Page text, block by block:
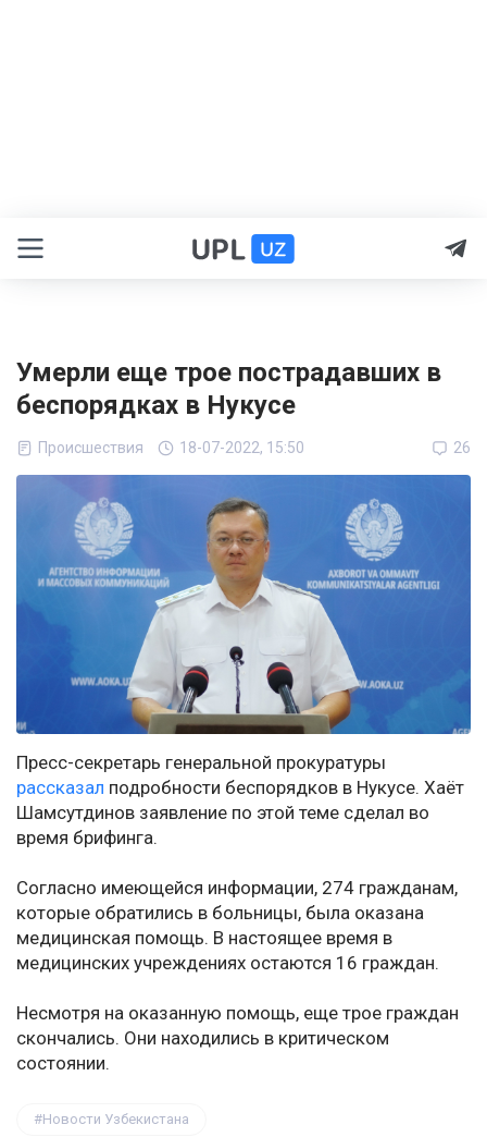
Умерли еще трое пострадавших в
беспорядках в Нукусе
Происшествия 18-07-2022, 15:50 26
Пресс-секретарь генеральной прокуратуры
рассказал подробности беспорядков в Нукусе. Хаёт
Шамсутдинов заявление по этой теме сделал во
время брифинга.
Согласно имеющейся информации, 274 гражданам,
которые обратились в больницы, была оказана
медицинская помощь. В настоящее время в
медицинских учреждениях остаются 16 граждан.
Несмотря на оказанную помощь, еще трое граждан
скончались. Они находились в критическом
состоянии.
Новости Узбекистана